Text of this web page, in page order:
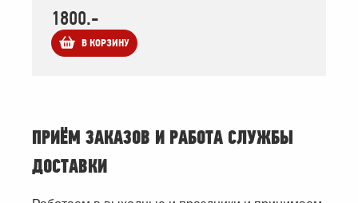
1800.-
В КОРЗИНУ
ПРИЁМ ЗАКАЗОВ И РАБОТА СЛУЖБЫ
ДОСТАВКИ